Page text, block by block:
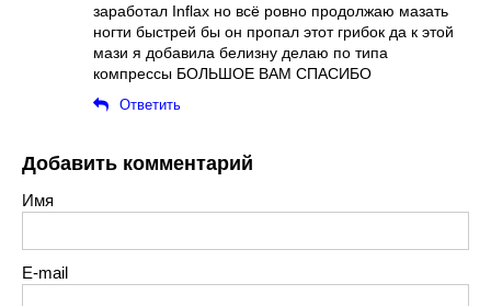
заработал Inflax но всё ровно продолжаю мазать
ногти быстрей бы он пропал этот грибок да к этой
мази я добавила белизну делаю по типа
компрессы БОЛЬШОЕ ВАМ СПАСИБО
Ответить
Добавить комментарий
Имя
E-mail